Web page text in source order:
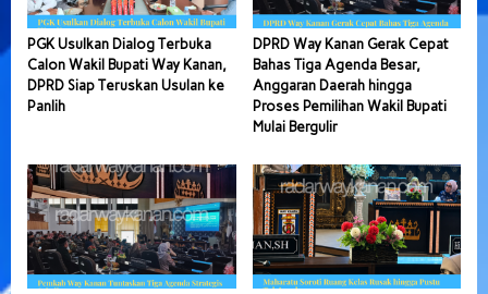
PGK Usulkan Dialog Terbuka
Calon Wakil Bupati Way Kanan,
DPRD Siap Teruskan Usulan ke
Panlih
DPRD Way Kanan Gerak Cepat
Bahas Tiga Agenda Besar,
Anggaran Daerah hingga
Proses Pemilihan Wakil Bupati
Mulai Bergulir